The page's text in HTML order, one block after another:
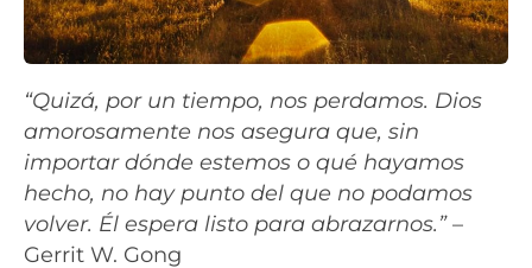
“Quizá, por un tiempo, nos perdamos. Dios
amorosamente nos asegura que, sin
importar dónde estemos o qué hayamos
hecho, no hay punto del que no podamos
volver. Él espera listo para abrazarnos.”–
Gerrit W. Gong